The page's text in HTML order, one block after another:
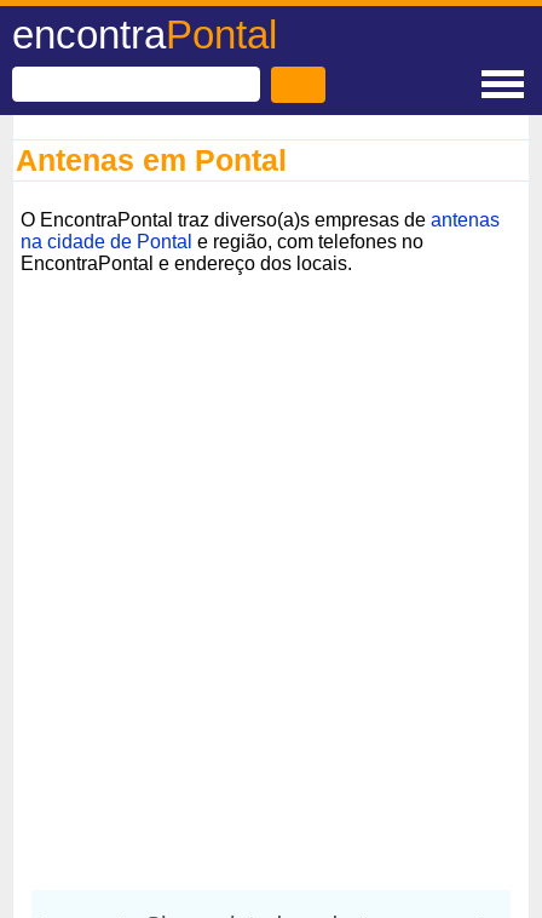
encontraPontal
Antenas em Pontal
O EncontraPontal traz diverso(a)s empresas deantenas
na cidade de Pontal e região, com telefones no
EncontraPontal e endereço dos locais.